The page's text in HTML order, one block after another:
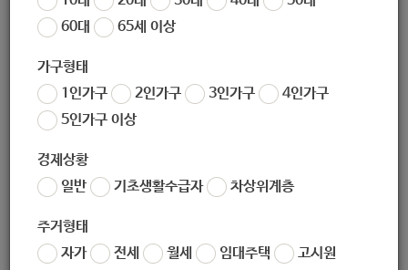
60대
65세 이상
가구형태
1인가구
2인가구 3인가구
4인가구
5인가구 이상
경제상황
일반
기초생활수급자 차상위계층
주거형태
자가
전세 월세 임대주택
고시원
jbi5990@naver.com
(우) 01602
서울시 노원구 상계1동 1314 고가도로 아래 컨테이너
서울시 노원구 상계1동 1314 고가도로 아래 컨테이너